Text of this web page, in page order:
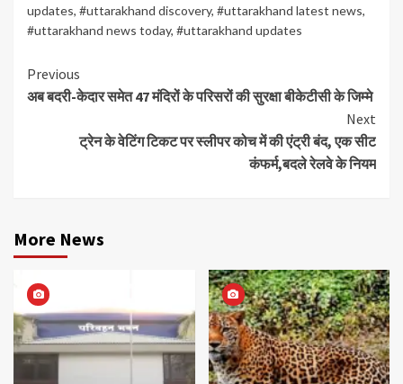
updates, #uttarakhand discovery, #uttarakhand latest news,
#uttarakhand news today, #uttarakhand updates
Continue
Reading
Previous
अब बदरी-केदार समेत 47 मंदिरों के परिसरों की सुरक्षा बीकेटीसी के जिम्मे
Next
ट्रेन के वेटिंग टिकट पर स्लीपर कोच में की एंट्री बंद, एक सीट
कंफर्म,बदले रेलवे के नियम
More News